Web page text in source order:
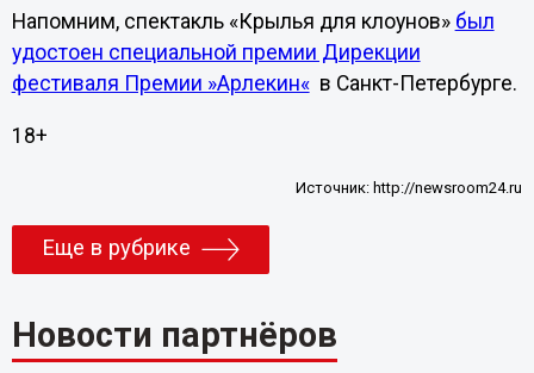
Напомним, спектакль «Крылья для клоунов» был
удостоен специальной премии Дирекции
фестиваля Премии »Арлекин«в Санкт-Петербурге.
18+
Источник:http://newsroom24.ru
Еще в рубрике
Новости партнёров